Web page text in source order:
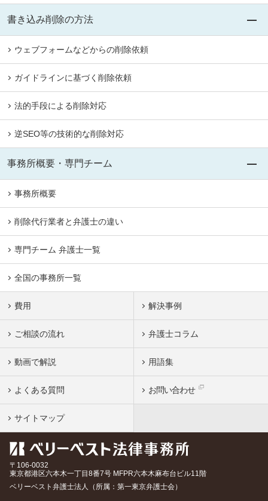
書き込み削除の方法
ウェブフォームなどからの削除依頼
ガイドラインに基づく削除依頼
法的手段による削除対応
逆SEO等の技術的な削除対応
事務所概要・専門チーム
事務所概要
削除代行業者と弁護士の違い
専門チーム 弁護士一覧
全国の事務所一覧
費用 解決事例
ご相談の流れ 弁護士コラム
動画で解説 用語集
よくある質問 お問い合わせ
サイトマップ
〒106-0032
東京都港区六本木一丁目8番7号 MFPR六本木麻布台ビル11階
ベリーベスト弁護士法人（所属：第一東京弁護士会）